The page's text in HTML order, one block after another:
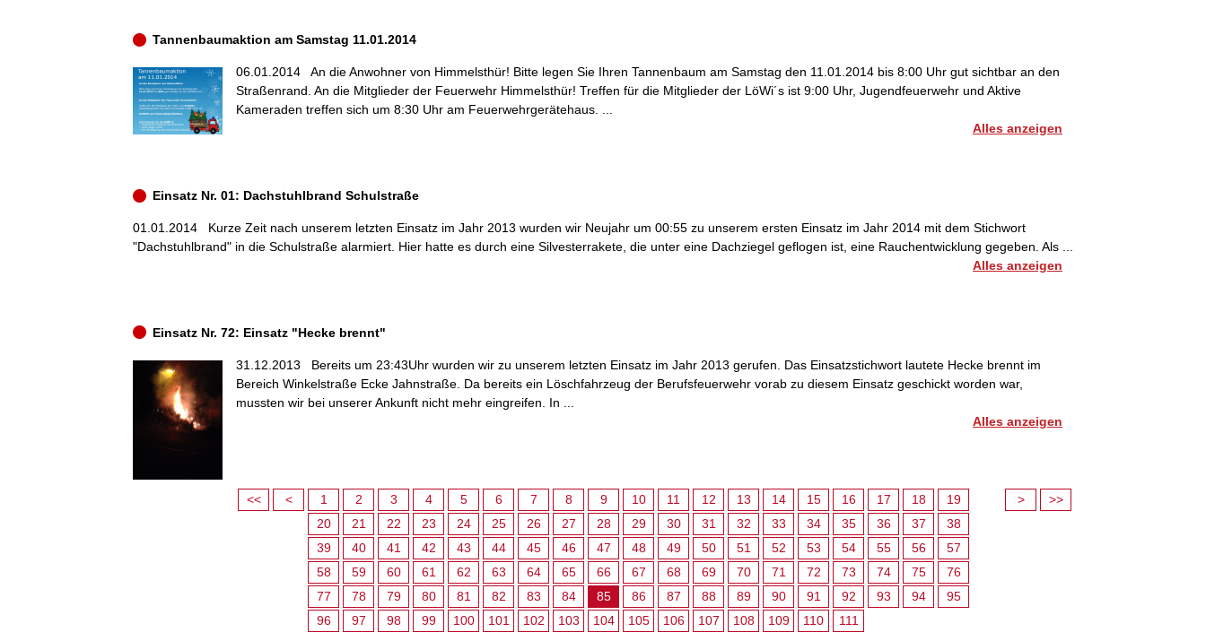
Tannenbaumaktion am Samstag 11.01.2014
06.01.2014 An die Anwohner von Himmelsthür! Bitte legen Sie Ihren Tannenbaum am Samstag den 11.01.2014 bis 8:00 Uhr gut sichtbar an den
Straßenrand. An die Mitglieder der Feuerwehr Himmelsthür! Treffen für die Mitglieder der LöWi´s ist 9:00 Uhr, Jugendfeuerwehr und Aktive
Kameraden treffen sich um 8:30 Uhr am Feuerwehrgerätehaus. ...
Alles anzeigen
Einsatz Nr. 01: Dachstuhlbrand Schulstraße
01.01.2014 Kurze Zeit nach unserem letzten Einsatz im Jahr 2013 wurden wir Neujahr um 00:55 zu unserem ersten Einsatz im Jahr 2014 mit dem Stichwort
"Dachstuhlbrand" in die Schulstraße alarmiert. Hier hatte es durch eine Silvesterrakete, die unter eine Dachziegel geflogen ist, eine Rauchentwicklung gegeben. Als ...
Alles anzeigen
Einsatz Nr. 72: Einsatz "Hecke brennt"
31.12.2013 Bereits um 23:43Uhr wurden wir zu unserem letzten Einsatz im Jahr 2013 gerufen. Das Einsatzstichwort lautete Hecke brennt im
Bereich Winkelstraße Ecke Jahnstraße. Da bereits ein Löschfahrzeug der Berufsfeuerwehr vorab zu diesem Einsatz geschickt worden war,
mussten wir bei unserer Ankunft nicht mehr eingreifen. In ...
Alles anzeigen
<< < 1 2 3 4 5 6 7 8 9 10 11 12 13 14 15 16 17 18
19
20
21 22 23 24 25 26 27 28 29 30 31 32 33 34 35 36 37
38
39
40 41 42 43 44 45 46 47 48 49 50 51 52 53 54 55 56
57
58
59 60 61 62 63 64 65 66 67 68 69 70 71 72 73 74 75
76
77
78 79 80 81 82 83 84 85 86 87 88 89 90 91 92 93 94
95
96
97 98 99 100 101 102 103 104 105 106 107 108 109 110 111
> >>